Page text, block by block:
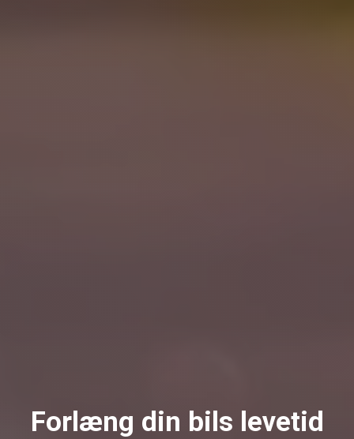
Forlæng din bils levetid